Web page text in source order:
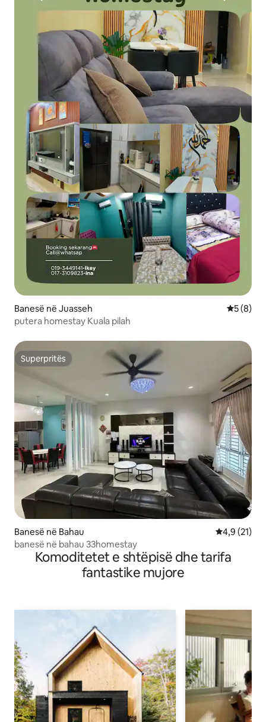
Banesë në Juasseh
5 (8)
putera homestay Kuala pilah
Superpritës
Superpritës
Banesë në Bahau Vlerësimi
4,9 (21)
banesë në bahau 33homestay
Komoditetet e shtëpisë dhe tarifa
fantastike mujore